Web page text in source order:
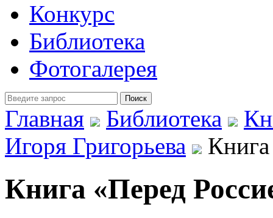
Конкурс
Библиотека
Фотогалерея
Главная
Библиотека
Игоря Григорьева
Книга «Перед